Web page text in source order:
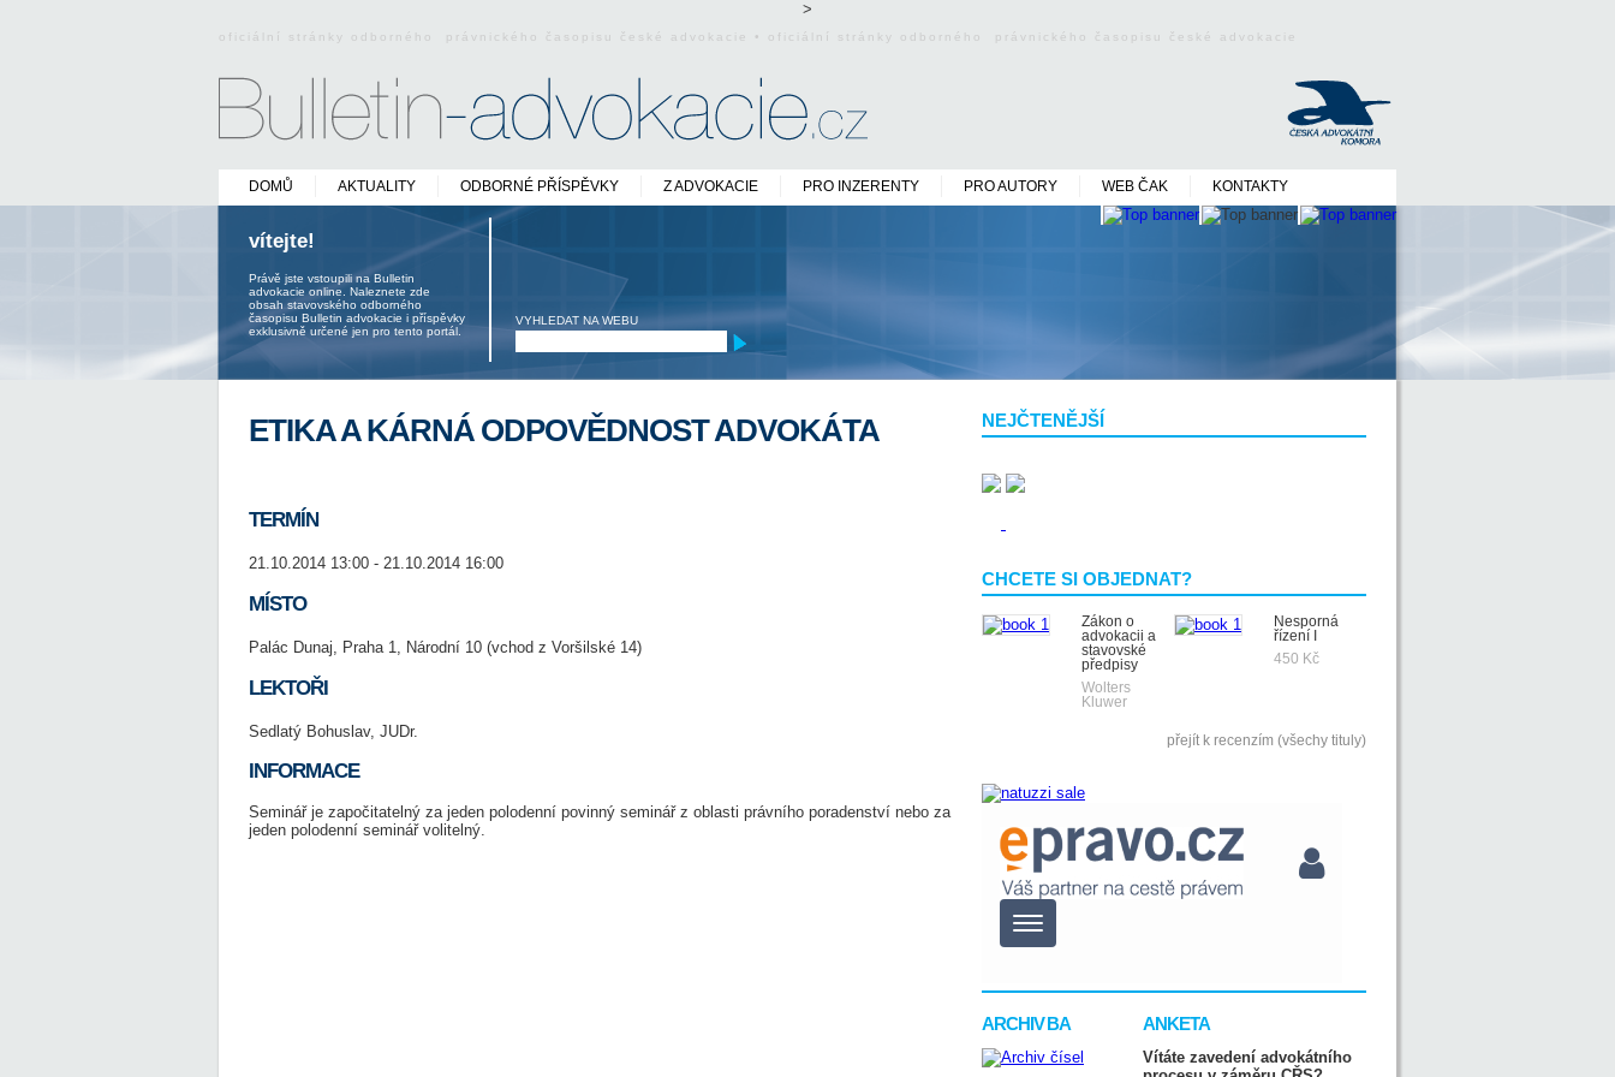
>
oficiální stránky odborného právnického časopisu české advokacie • oficiální stránky odborného právnického časopisu české advokacie
DOMŮ AKTUALITY ODBORNÉ PŘÍSPĚVKY Z ADVOKACIE PRO INZERENTY PRO AUTORY WEB ČAK KONTAKTY
vítejte!
Právě jste vstoupili na Bulletin
advokacie online. Naleznete zde
obsah stavovského odborného
časopisu Bulletin advokacie i příspěvky
exklusivně určené jen pro tento portál.
VYHLEDAT NA WEBU
NEJČTENĚJŠÍ
CHCETE SI OBJEDNAT?
Zákon o
advokacii a
stavovské
předpisy
Wolters
Kluwer
Nesporná
řízení I
450 Kč
přejít k recenzím (všechy tituly)
ARCHIV BA ANKETA
Vítáte zavedení advokátního
ETIKA A KÁRNÁ ODPOVĚDNOST ADVOKÁTA
TERMÍN
21.10.2014 13:00 - 21.10.2014 16:00
MÍSTO
Palác Dunaj, Praha 1, Národní 10 (vchod z Voršilské 14)
LEKTOŘI
Sedlatý Bohuslav, JUDr.
INFORMACE
Seminář je započitatelný za jeden polodenní povinný seminář z oblasti právního poradenství nebo za
jeden polodenní seminář volitelný.